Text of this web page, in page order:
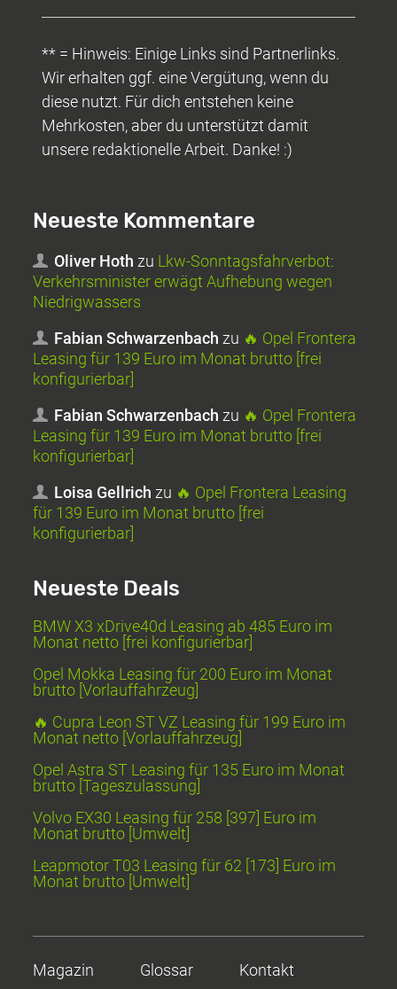
** = Hinweis: Einige Links sind Partnerlinks.
Wir erhalten ggf. eine Vergütung, wenn du
diese nutzt. Für dich entstehen keine
Mehrkosten, aber du unterstützt damit
unsere redaktionelle Arbeit. Danke! :)
Neueste Kommentare
Oliver Hoth zu Lkw-Sonntagsfahrverbot:
Verkehrsminister erwägt Aufhebung wegen
Niedrigwassers
Fabian Schwarzenbach zu 🔥 Opel Frontera
Leasing für 139 Euro im Monat brutto [frei
konfigurierbar]
Fabian Schwarzenbach zu 🔥 Opel Frontera
Leasing für 139 Euro im Monat brutto [frei
konfigurierbar]
Loisa Gellrich zu 🔥 Opel Frontera Leasing
für 139 Euro im Monat brutto [frei
konfigurierbar]
Neueste Deals
BMW X3 xDrive40d Leasing ab 485 Euro im
Monat netto [frei konfigurierbar]
Opel Mokka Leasing für 200 Euro im Monat
brutto [Vorlauffahrzeug]
🔥 Cupra Leon ST VZ Leasing für 199 Euro im
Monat netto [Vorlauffahrzeug]
Opel Astra ST Leasing für 135 Euro im Monat
brutto [Tageszulassung]
Volvo EX30 Leasing für 258 [397] Euro im
Monat brutto [Umwelt]
Leapmotor T03 Leasing für 62 [173] Euro im
Monat brutto [Umwelt]
Magazin Glossar Kontakt